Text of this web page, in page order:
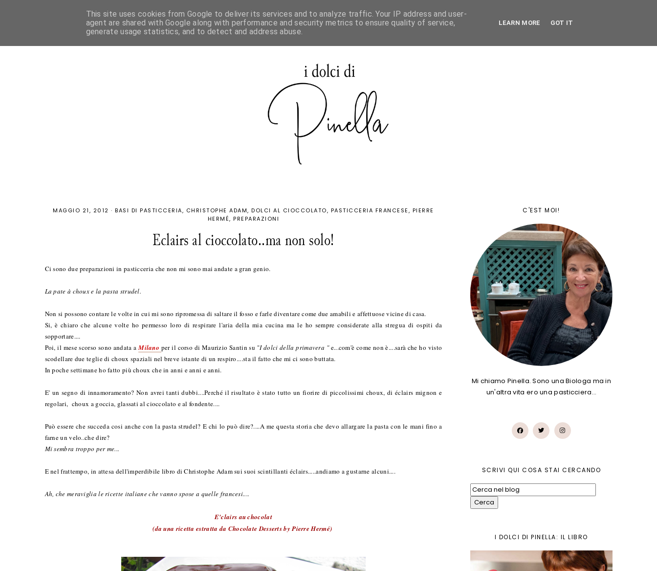
PASTICCERIA FRANCESE PASTICCERIA ITALIANA SPECIALE MAURIZIO SANTIN
MAGGIO 21, 2012 · BASI DI PASTICCERIA CHRISTOPHE ADAM DOLCI AL CIOCCOLATO PASTICCERIA FRANCESE
PIERRE
HERMÉ PREPARAZIONI
Eclairs al cioccolato..ma non solo!
Ci sono due preparazioni in pasticceria che non mi sono mai andate a gran genio.
La pate à choux e la pasta strudel.
Non si possono contare le volte in cui mi sono ripromessa di saltare il fosso e farle diventare come due amabili e affettuose vicine di casa.
Si, è chiaro che alcune volte ho permesso loro di respirare l'aria della mia cucina ma le ho sempre considerate alla stregua di ospiti da
sopportare....
Poi, il mese scorso sono andata aMilano per il corso di Maurizio Santin su "I dolci della primavera "e...com'è come non è....sarà che ho visto
scodellare due teglie di choux spaziali nel breve istante di un respiro....sta il fatto che mi ci sono buttata.
In poche settimane ho fatto più choux che in anni e anni e anni.
E' un segno di innamoramento? Non avrei tanti dubbi....Perché il risultato è stato tutto un fiorire di piccolissimi choux, di éclairs mignon e
regolari, choux a goccia, glassati al cioccolato e al fondente....
Può essere che succeda cosi anche con la pasta strudel? E chi lo può dire?....A me questa storia che devo allargare la pasta con le mani fino a
farne un velo..che dire?
Mi sembra troppo per me...
E nel frattempo, in attesa dell'imperdibile libro di Christophe Adam sui suoi scintillanti éclairs.....andiamo a gustarne alcuni....
Ah, che meraviglia le ricette italiane che vanno spose a quelle francesi....
E'clairs au chocolat
(da una ricetta estratta da Chocolate Desserts by Pierre Hermé)
C'EST MOI!
Mi chiamo Pinella. Sono una Biologa ma in
un'altra vita ero una pasticciera…
SCRIVI QUI COSA STAI CERCANDO
I DOLCI DI PINELLA: IL LIBRO
This site uses cookies from Google to deliver its services and to analyze traffic. Your IP address and user-
agent are shared with Google along with performance and security metrics to ensure quality of service,
generate usage statistics, and to detect and address abuse.
LEARN MORE GOT IT